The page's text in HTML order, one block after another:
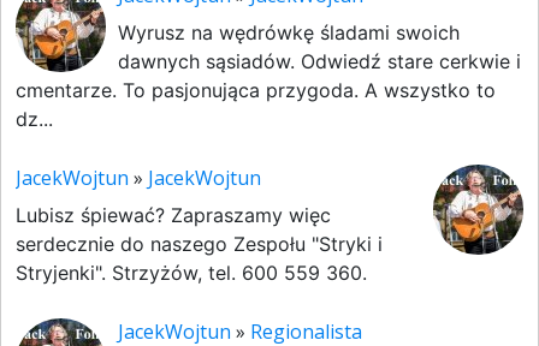
Wyrusz na wędrówkę śladami swoich
dawnych sąsiadów. Odwiedź stare cerkwie i
cmentarze. To pasjonująca przygoda. A wszystko to
dz...
JacekWojtun » JacekWojtun
Lubisz śpiewać? Zapraszamy więc
serdecznie do naszego Zespołu "Stryki i
Stryjenki". Strzyżów, tel. 600 559 360.
JacekWojtun » Regionalista